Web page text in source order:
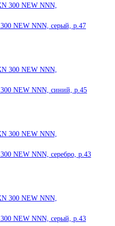
NEW NNN, серый, р.47
NEW NNN, синий, р.45
NEW NNN, серебро, р.43
NEW NNN, серый, р.43